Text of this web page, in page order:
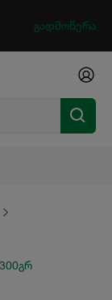
გადმოწერა